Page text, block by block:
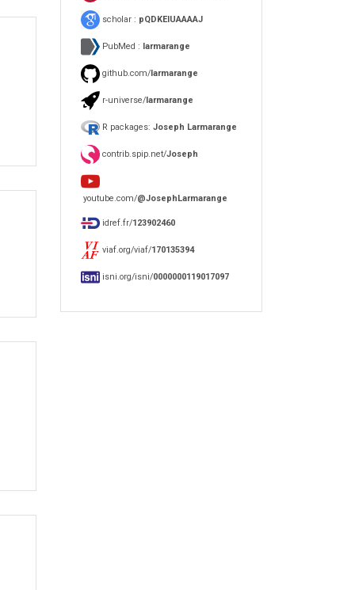
scholar : pQDKEIUAAAAJ
PubMed : larmarange
github.com/larmarange
r-universe/larmarange
R packages: Joseph Larmarange
contrib.spip.net/Joseph
youtube.com/@JosephLarmarange
idref.fr/123902460
viaf.org/viaf/170135394
isni.org/isni/0000000119017097